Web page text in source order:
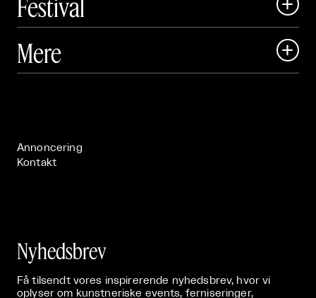
Festival

 Art Matter Festival
Mere 
Annoncering
Kontakt
Nyhedsbrev
Få tilsendt vores inspirerende nyhedsbrev, hvor vi
oplyser om kunstneriske events, ferniseringer,